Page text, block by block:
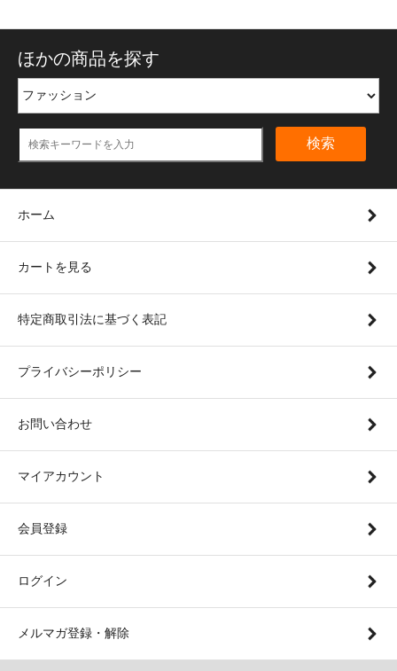
ほかの商品を探す
検索
ホーム
カートを見る
特定商取引法に基づく表記
プライバシーポリシー
お問い合わせ
マイアカウント
会員登録
ログイン
メルマガ登録・解除